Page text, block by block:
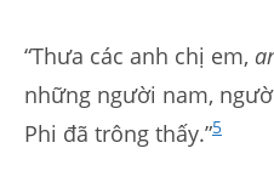
“Thưa các anh chị em,
những người nam,
Phi đã trông thấy.”5